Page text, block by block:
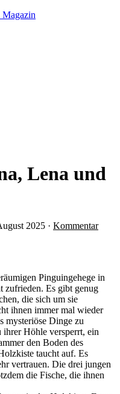
Magazin
Lena und
2025 · Kommentar
Pinguingehege in
zufrieden. Es gibt genug
die sich um sie
ihnen immer mal wieder
mysteriöse Dinge zu
ihrer Höhle versperrt, ein
den Boden des
taucht auf. Es
vertrauen. Die drei jungen
die Fische, die ihnen